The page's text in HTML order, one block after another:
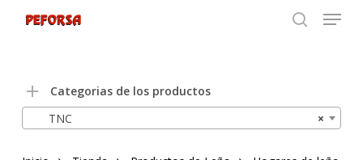
Menu
Categorias de los productos
×
TNC